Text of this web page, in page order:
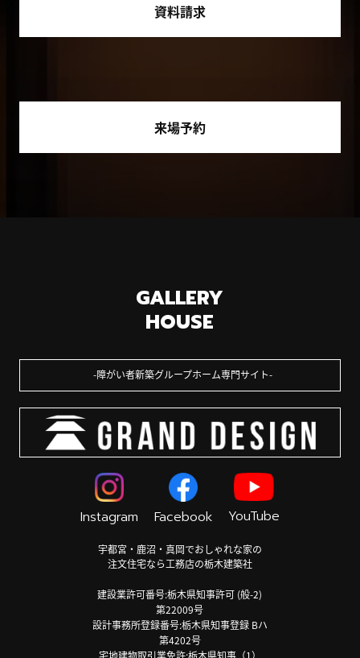
資料請求
来場予約
GALLERY
HOUSE
障がい者新築グループホーム専門サイト
Instagram Facebook YouTube
宇都宮・鹿沼・真岡でおしゃれな家の
注文住宅なら工務店の栃木建築社
建設業許可番号:栃木県知事許可 (般-2)
第22009号
設計事務所登録番号:栃木県知事登録 Bハ
第4202号
宅地建物取引業免許:栃木県知事（1）